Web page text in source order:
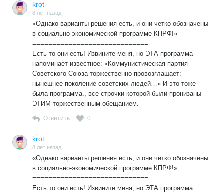
krot
8 лет назад
«Однако варианты решения есть, и они четко обозначены
в социально-экономической программе КПРФ!»
=============================
Есть то они есть! Извините меня, но ЭТА программа
напоминает известное: «Коммунистическая партия
Советского Союза торжественно провозглашает:
нынешнее поколение советских людей…» И это тоже
была программа., все строчки которой были пронизаны
ЭТИМ торжественным обещанием.
Ответить 0
krot
8 лет назад
«Однако варианты решения есть, и они четко обозначены
в социально-экономической программе КПРФ!»
=============================
Есть то они есть! Извините меня, но ЭТА программа